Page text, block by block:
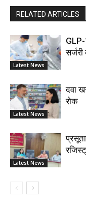
RELATED ARTICLES
Latest News
GLP-
Latest News
दवा
रोक
Latest News